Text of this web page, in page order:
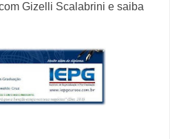
Gizelli Scalabrini e saiba